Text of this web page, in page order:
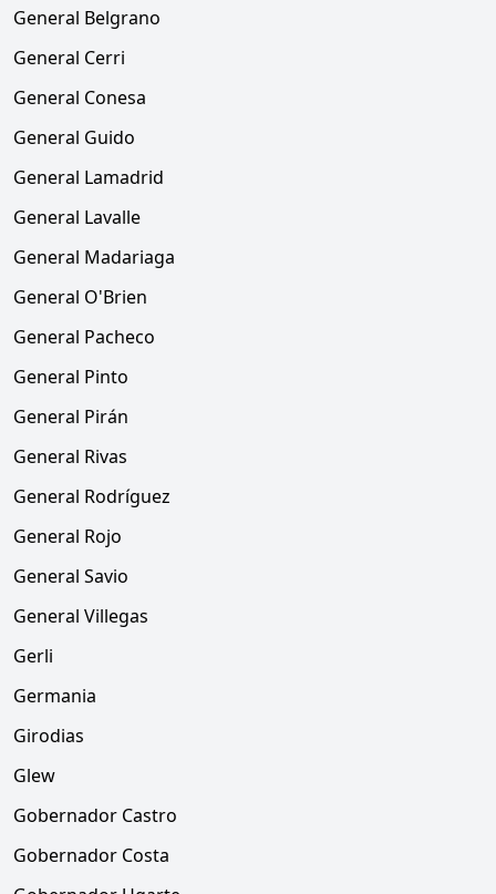
General Belgrano
General Cerri
General Conesa
General Guido
General Lamadrid
General Lavalle
General Madariaga
General O'Brien
General Pacheco
General Pinto
General Pirán
General Rivas
General Rodríguez
General Rojo
General Savio
General Villegas
Gerli
Germania
Girodias
Glew
Gobernador Castro
Gobernador Costa